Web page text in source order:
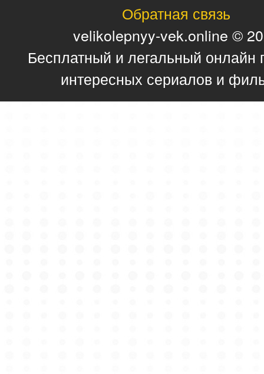
Обратная связь
velikolepnyy-vek.online ©
Бесплатный и легальный онлайн
интересных сериалов и